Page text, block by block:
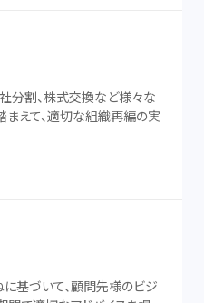
分割、株式交換など様々な
まえて、適切な組織再編の実
基づいて、顧問先様のビジ